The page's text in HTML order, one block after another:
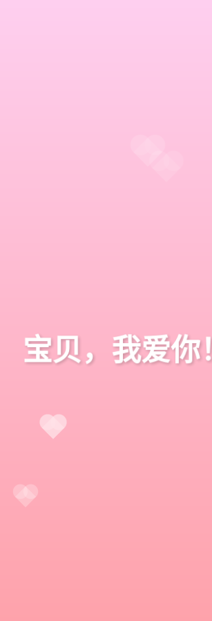
宝贝，我爱你！